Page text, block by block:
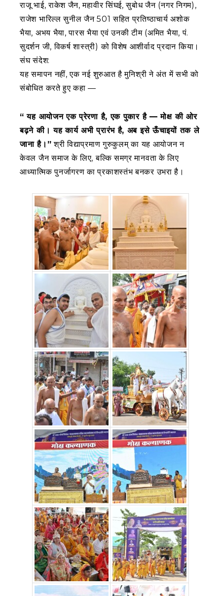
राजू भाई, राकेश जैन, महावीर सिंघई, सुबोध जैन (नगर निगम),
राजेश भारिल्ल सुनील जैन 501 सहित प्रतिष्ठाचार्य अशोक
भैया, अभय भैया, पारस भैया एवं उनकी टीम (अमित भैया, पं.
सुदर्शन जी, विकर्ष शास्त्री) को विशेष आशीर्वाद प्रदान किया।
संघ संदेश:
यह समापन नहीं, एक नई शुरुआत है मुनिश्री ने अंत में सभी को
संबोधित करते हुए कहा —
“ यह आयोजन एक प्रेरणा है, एक पुकार है — मोक्ष की ओर
बढ़ने की। यह कार्य अभी प्रारंभ है, अब इसे ऊँचाइयों तक ले
जाना है।” श्री विद्याप्रमाण गुरुकुलम् का यह आयोजन न
केवल जैन समाज के लिए, बल्कि समग्र मानवता के लिए
आध्यात्मिक पुनर्जागरण का प्रकाशस्तंभ बनकर उभरा है।